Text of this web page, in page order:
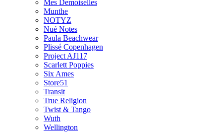
Mes Demoiselles
Munthe
NOTYZ
Nué Notes
Paula Beachwear
Plissé Copenhagen
Project AJ117
Scarlett Poppies
Six Ames
Store51
Transit
True Religion
Twist & Tango
Wuth
Wellington